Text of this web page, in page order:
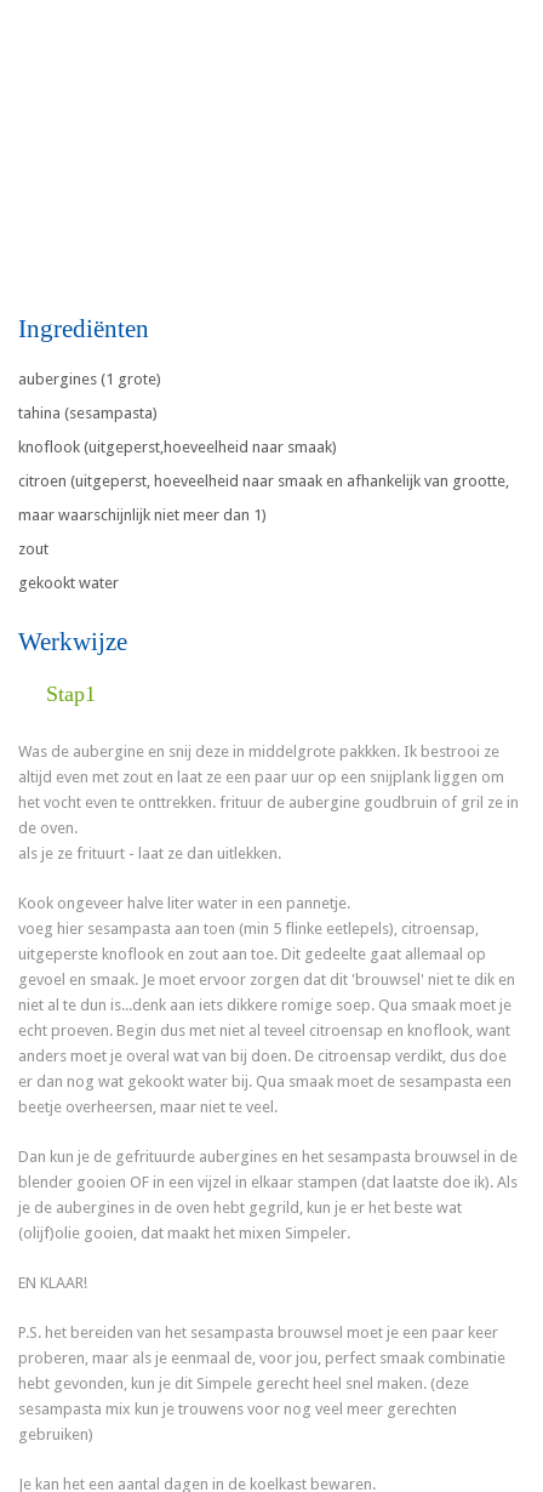
Ingrediënten
aubergines (1 grote)
tahina (sesampasta)
knoflook (uitgeperst,hoeveelheid naar smaak)
citroen (uitgeperst, hoeveelheid naar smaak en afhankelijk van grootte,
maar waarschijnlijk niet meer dan 1)
zout
gekookt water
Werkwijze
Stap1
Was de aubergine en snij deze in middelgrote pakkken. Ik bestrooi ze
altijd even met zout en laat ze een paar uur op een snijplank liggen om
het vocht even te onttrekken. frituur de aubergine goudbruin of gril ze in
de oven.
als je ze frituurt - laat ze dan uitlekken.
Kook ongeveer halve liter water in een pannetje.
voeg hier sesampasta aan toen (min 5 flinke eetlepels), citroensap,
uitgeperste knoflook en zout aan toe. Dit gedeelte gaat allemaal op
gevoel en smaak. Je moet ervoor zorgen dat dit 'brouwsel' niet te dik en
niet al te dun is...denk aan iets dikkere romige soep. Qua smaak moet je
echt proeven. Begin dus met niet al teveel citroensap en knoflook, want
anders moet je overal wat van bij doen. De citroensap verdikt, dus doe
er dan nog wat gekookt water bij. Qua smaak moet de sesampasta een
beetje overheersen, maar niet te veel.
Dan kun je de gefrituurde aubergines en het sesampasta brouwsel in de
blender gooien OF in een vijzel in elkaar stampen (dat laatste doe ik). Als
je de aubergines in de oven hebt gegrild, kun je er het beste wat
(olijf)olie gooien, dat maakt het mixen Simpeler.
EN KLAAR!
P.S. het bereiden van het sesampasta brouwsel moet je een paar keer
proberen, maar als je eenmaal de, voor jou, perfect smaak combinatie
hebt gevonden, kun je dit Simpele gerecht heel snel maken. (deze
sesampasta mix kun je trouwens voor nog veel meer gerechten
gebruiken)
Je kan het een aantal dagen in de koelkast bewaren.